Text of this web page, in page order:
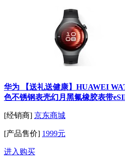
华为 【送礼送健康】HUAWEI
色不锈钢表壳幻月黑氟橡胶表带
[经销商] 京东商城
[产品售价] 1999元
进入购买